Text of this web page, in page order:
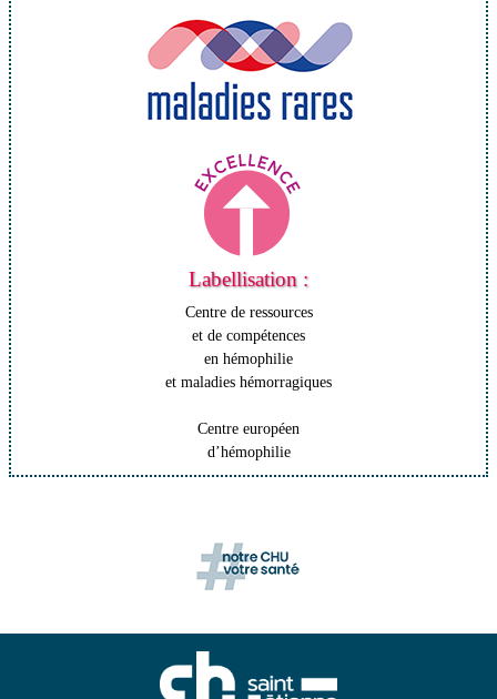
Labellisation :
Centre de ressources
et de compétences
en hémophilie
et maladies hémorragiques
Centre européen
d’hémophilie